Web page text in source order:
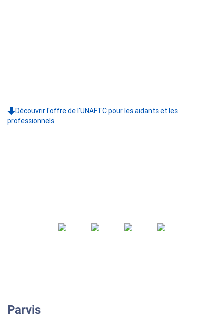
Découvrir l'offre de l'UNAFTC pour les aidants et les
professionnels
Parvis